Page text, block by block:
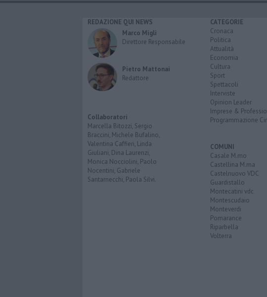
REDAZIONE QUI NEWS
Marco Migli
Direttore Responsabile
Pietro Mattonai
Redattore
Collaboratori
Marcella Bitozzi, Sergio
Braccini, Michele Bufalino,
Valentina Caffieri, Linda
Giuliani, Dina Laurenzi,
Monica Nocciolini, Paolo
Nocentini, Gabriele
Santarnecchi, Paola Silvi.
CATEGORIE
Cronaca
Politica
Attualità
Economia
Cultura
Sport
Spettacoli
Interviste
Opinion Leader
Imprese &
Programmazione
COMUNI
Casale M.mo
Castellina M.ma
Castelnuovo VDC
Guardistallo
Montecatini vdc
Montescudaio
Monteverdi
Pomarance
Riparbella
Volterra